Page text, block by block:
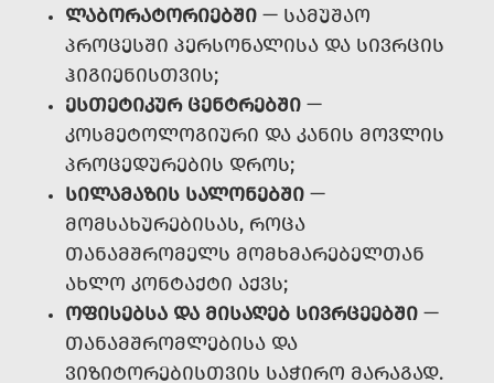
ᲚᲐᲑᲝᲠᲐᲢᲝᲠᲘᲔᲑᲨᲘ — ᲡᲐᲛᲣᲨᲐᲝ
ᲞᲠᲝᲪᲔᲡᲨᲘ ᲞᲔᲠᲡᲝᲜᲐᲚᲘᲡᲐ ᲓᲐ ᲡᲘᲕᲠᲪᲘᲡ
ᲰᲘᲒᲘᲔᲜᲘᲡᲗᲕᲘᲡ;
ᲔᲡᲗᲔᲢᲘᲙᲣᲠ ᲪᲔᲜᲢᲠᲔᲑᲨᲘ —
ᲙᲝᲡᲛᲔᲢᲝᲚᲝᲒᲘᲣᲠᲘ ᲓᲐ ᲙᲐᲜᲘᲡ ᲛᲝᲕᲚᲘᲡ
ᲞᲠᲝᲪᲔᲓᲣᲠᲔᲑᲘᲡ ᲓᲠᲝᲡ;
ᲡᲘᲚᲐᲛᲐᲖᲘᲡ ᲡᲐᲚᲝᲜᲔᲑᲨᲘ —
ᲛᲝᲛᲡᲐᲮᲣᲠᲔᲑᲘᲡᲐᲡ, ᲠᲝᲪᲐ
ᲗᲐᲜᲐᲛᲨᲠᲝᲛᲔᲚᲡ ᲛᲝᲛᲮᲛᲐᲠᲔᲑᲔᲚᲗᲐᲜ
ᲐᲮᲚᲝ ᲙᲝᲜᲢᲐᲥᲢᲘ ᲐᲥᲕᲡ;
ᲝᲤᲘᲡᲔᲑᲡᲐ ᲓᲐ ᲛᲘᲡᲐᲦᲔᲑ ᲡᲘᲕᲠᲪᲔᲔᲑᲨᲘ —
ᲗᲐᲜᲐᲛᲨᲠᲝᲛᲚᲔᲑᲘᲡᲐ ᲓᲐ
ᲕᲘᲖᲘᲢᲝᲠᲔᲑᲘᲡᲗᲕᲘᲡ ᲡᲐᲭᲘᲠᲝ ᲛᲐᲠᲐᲒᲐᲓ.